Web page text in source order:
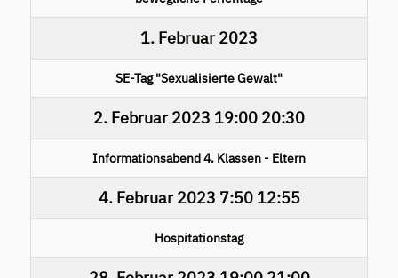
1. Februar 2023
SE-Tag "Sexualisierte Gewalt"
2. Februar 2023 19:00 20:30
Informationsabend 4. Klassen - Eltern
4. Februar 2023 7:50 12:55
Hospitationstag